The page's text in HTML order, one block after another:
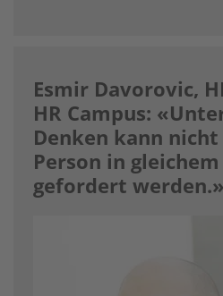
Esmir Davorovic,
HR Campus:
Denken kann
Person in gleichem
gefordert werden.»